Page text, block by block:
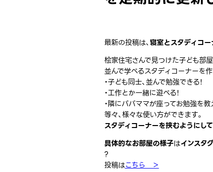
最新の投稿は、寝室とスタディコ
桧家住宅さんで見つけた子ども部屋
並んで学べるスタディコーナーを作
・子ども同士、並んで勉強できる！
・工作とか一緒に遊べる！
・隣にパパママが座ってお勉強を教
等々、様々な使い方ができます。
スタディコーナーを挟むようにし
具体的なお部屋の様子はインスタ
?
投稿はこちら ＞